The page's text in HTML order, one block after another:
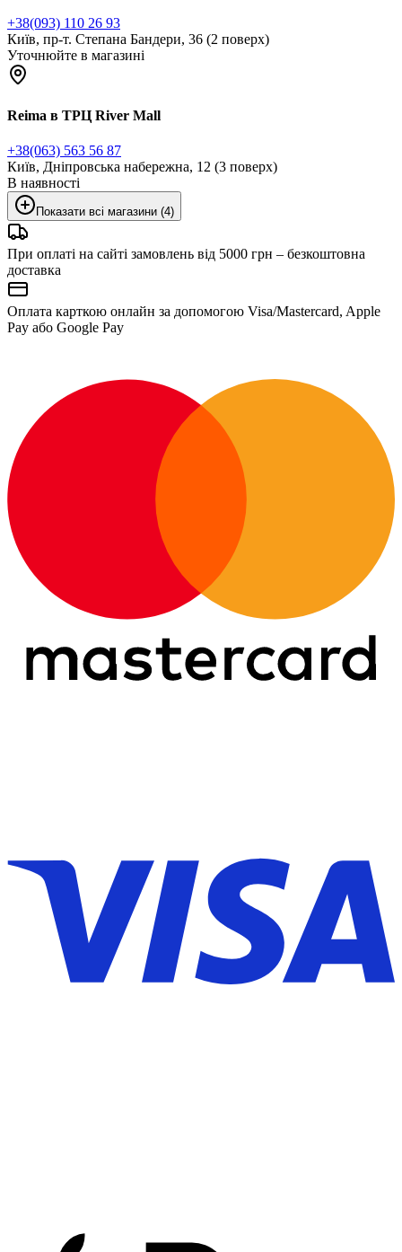
+38(093) 110 26 93
Київ, пр-т. Степана Бандери, 36 (2 поверх)
Уточнюйте в магазині
Reima в ТРЦ River Mall
+38(063) 563 56 87
Київ, Дніпровська набережна, 12 (3 поверх)
В наявності
Показати всі магазини (4)
При оплаті на сайті замовлень від 5000 грн – безкоштовна
доставка
Оплата карткою онлайн за допомогою Visa/Mastercard, Apple
Pay або Google Pay